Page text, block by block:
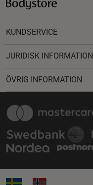
KUNDSERVICE
JURIDISK INFORMATION
ÖVRIG INFORMATION